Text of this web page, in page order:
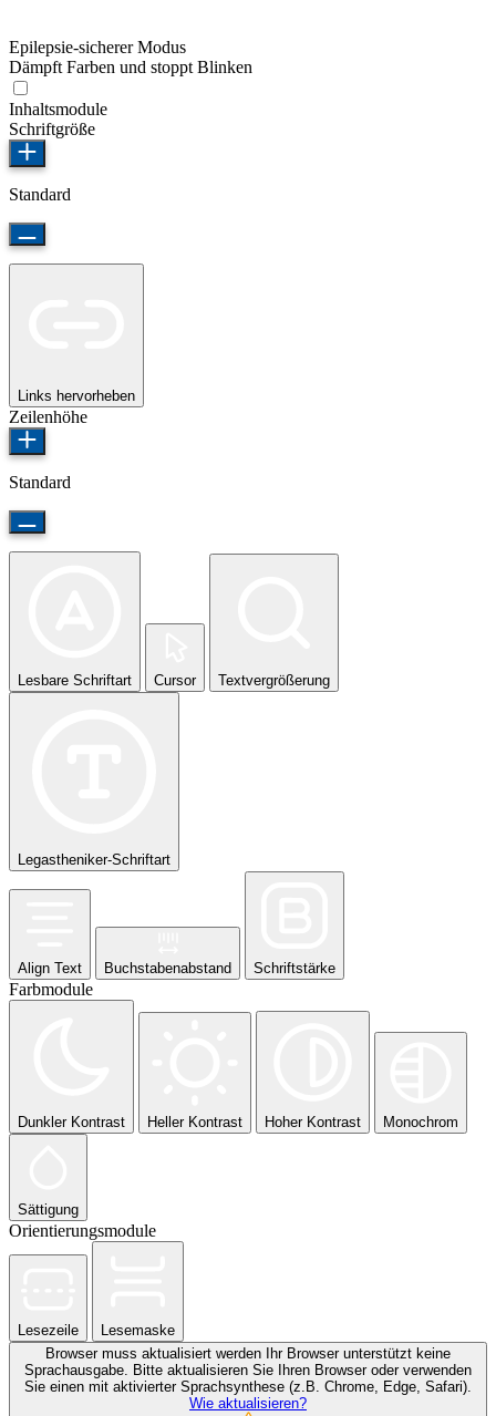
Epilepsie-sicherer Modus
Dämpft Farben und stoppt Blinken
Inhaltsmodule
Schriftgröße
Standard
Links hervorheben
Zeilenhöhe
Standard
Lesbare Schriftart Cursor Textvergrößerung
Legastheniker-Schriftart
Align Text Buchstabenabstand Schriftstärke
Farbmodule
Dunkler Kontrast Heller Kontrast Hoher Kontrast Monochrom
Sättigung
Orientierungsmodule
Lesezeile
Lesemaske
Browser muss aktualisiert werden
Ihr Browser unterstützt keine
Sprachausgabe. Bitte aktualisieren Sie Ihren Browser oder verwenden
Sie einen mit aktivierter Sprachsynthese (z.B. Chrome, Edge, Safari).
Wie aktualisieren?